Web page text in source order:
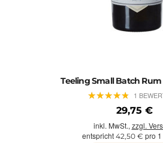
Teeling Small Batch Rum
★★★★★
★★★★★ 1
29,75 €
inkl. MwSt., zzgl.
entspricht 42,50 € pro